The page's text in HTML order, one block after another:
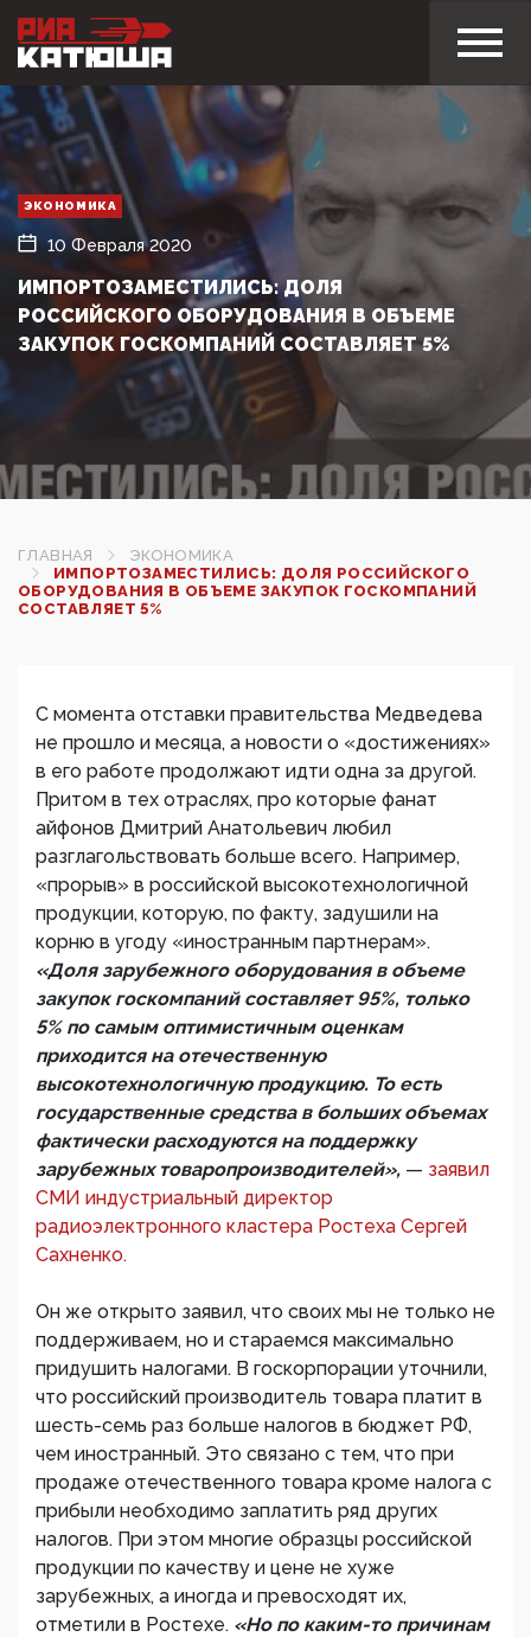
ЭКОНОМИКА
10 Февраля 2020
ИМПОРТОЗАМЕСТИЛИСЬ: ДОЛЯ
РОССИЙСКОГО ОБОРУДОВАНИЯ В ОБЪЕМЕ
ЗАКУПОК ГОСКОМПАНИЙ СОСТАВЛЯЕТ 5%
ГЛАВНАЯ
ЭКОНОМИКА
ИМПОРТОЗАМЕСТИЛИСЬ: ДОЛЯ РОССИЙСКОГО
ОБОРУДОВАНИЯ В ОБЪЕМЕ ЗАКУПОК ГОСКОМПАНИЙ
СОСТАВЛЯЕТ 5%
С момента отставки правительства Медведева
не прошло и месяца, а новости о «достижениях»
в его работе продолжают идти одна за другой.
Притом в тех отраслях, про которые фанат
айфонов Дмитрий Анатольевич любил
разглагольствовать больше всего. Например,
«прорыв» в российской высокотехнологичной
продукции, которую, по факту, задушили на
корню в угоду «иностранным партнерам».
«Доля зарубежного оборудования в объеме
закупок госкомпаний составляет 95%, только
5% по самым оптимистичным оценкам
приходится на отечественную
высокотехнологичную продукцию. То есть
государственные средства в больших объемах
фактически расходуются на поддержку
зарубежных товаропроизводителей», — заявил
СМИ индустриальный директор
радиоэлектронного кластера Ростеха Сергей
Сахненко.
Он же открыто заявил, что своих мы не только не
поддерживаем, но и стараемся максимально
придушить налогами. В госкорпорации уточнили,
что российский производитель товара платит в
шесть-семь раз больше налогов в бюджет РФ,
чем иностранный. Это связано с тем, что при
продаже отечественного товара кроме налога с
прибыли необходимо заплатить ряд других
налогов. При этом многие образцы российской
продукции по качеству и цене не хуже
зарубежных, а иногда и превосходят их,
отметили в Ростехе. «Но по каким-то причинам